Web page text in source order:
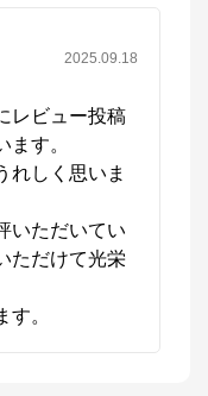
2025.09.18
レビュー投稿
す。
れしく思いま
いただいてい
ただけて光栄
。